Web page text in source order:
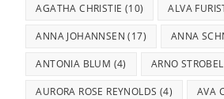
AGATHA CHRISTIE (10) ALVA
ANNA JOHANNSEN (17) ANNA
ANTONIA BLUM (4) ARNO STROBEL
AURORA ROSE REYNOLDS (4) AVA